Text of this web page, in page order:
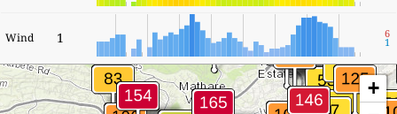
Wind 1 6
1
+